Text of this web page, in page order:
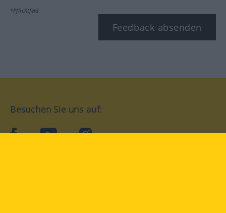
*Pflichtfeld
Feedback absenden
Besuchen Sie uns auf:
facebookYouTube Instagram